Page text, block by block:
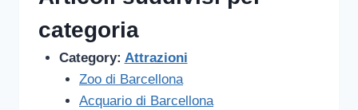
categoria
Category: Attrazioni
Zoo di Barcellona
Acquario di Barcellona